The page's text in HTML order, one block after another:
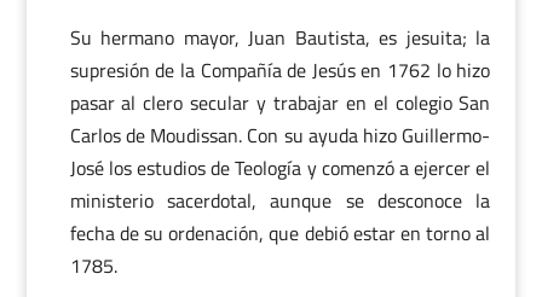
Su hermano mayor, Juan Bautista, es jesuita; la
supresión de la Compañía de Jesús en 1762 lo hizo
pasar al clero secular y trabajar en el colegio San
Carlos de Moudissan. Con su ayuda hizo Guillermo-
José los estudios de Teología y comenzó a ejercer el
ministerio sacerdotal, aunque se desconoce la
fecha de su ordenación, que debió estar en torno al
1785.